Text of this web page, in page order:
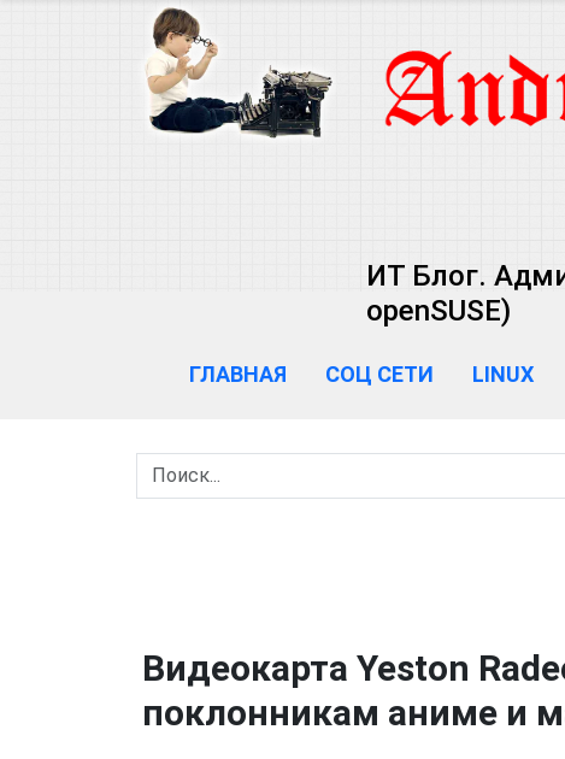
ИТ Блог.
openSUSE)
ГЛАВНАЯ СОЦ СЕТИ LINUX
Видеокарта Yeston
поклонникам аниме и